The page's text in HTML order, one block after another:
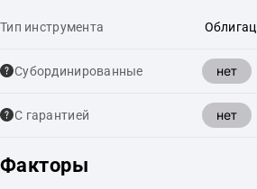
Тип инструмента
Cубординированные нет
С гарантией нет
Факторы